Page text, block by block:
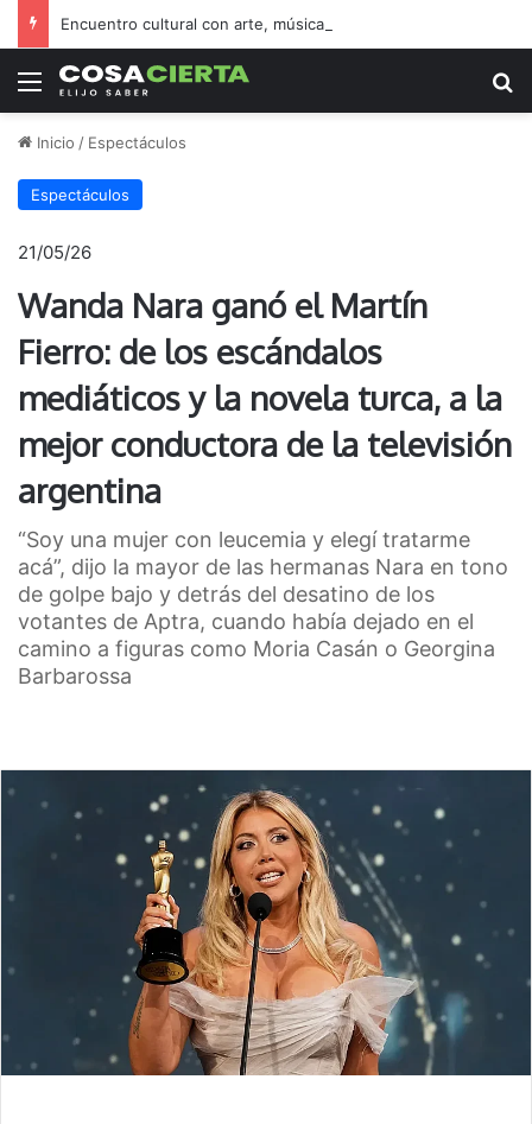
Encuentro cultural con arte, música y una feria abierta
Menú
Inicio / Espectáculos
Espectáculos
21/05/26
Wanda Nara ganó el Martín
Fierro: de los escándalos
mediáticos y la novela turca, a la
mejor conductora de la televisión
argentina
“Soy una mujer con leucemia y elegí tratarme
acá”, dijo la mayor de las hermanas Nara en tono
de golpe bajo y detrás del desatino de los
votantes de Aptra, cuando había dejado en el
camino a figuras como Moria Casán o Georgina
Barbarossa